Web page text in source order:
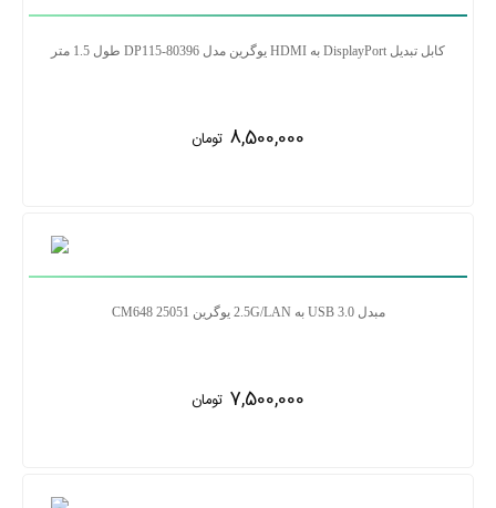
کابل تبدیل DisplayPort به HDMI یوگرین مدل DP115-80396 طول 1.5 متر
8,500,000 تومان
مبدل 3.0 USB به 2.5G/LAN یوگرین CM648 25051
7,500,000 تومان